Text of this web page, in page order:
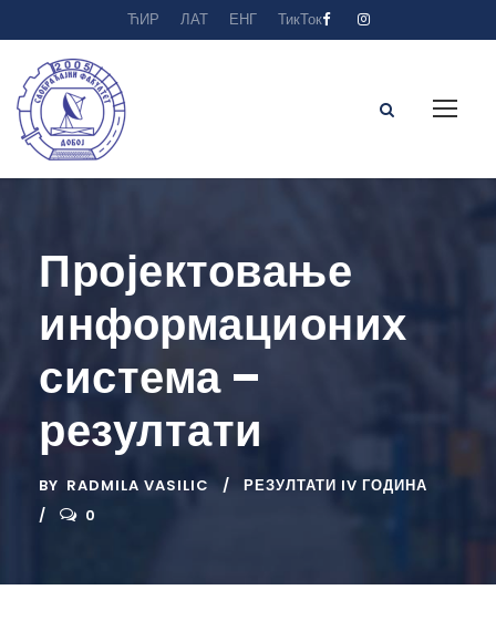
ЋИР ЛАТ ЕНГ ТикТок
Пројектовање
информационих
система –
резултати
BY RADMILA VASILIC
РЕЗУЛТАТИ IV ГОДИНА
0